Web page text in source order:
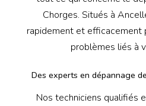
Chorges. Situés à
rapidement et efficacement
problèmes liés à
Des experts en dépannage
Nos techniciens qualifiés